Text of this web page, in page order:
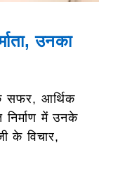
उनका
सफर, आर्थिक
निर्माण में उनके
के विचार,